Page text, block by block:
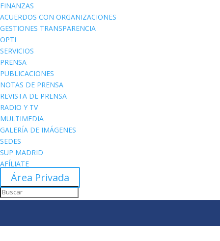
FINANZAS
ACUERDOS CON ORGANIZACIONES
GESTIONES TRANSPARENCIA
OPTI
SERVICIOS
PRENSA
PUBLICACIONES
NOTAS DE PRENSA
REVISTA DE PRENSA
RADIO Y TV
MULTIMEDIA
GALERÍA DE IMÁGENES
SEDES
SUP MADRID
AFÍLIATE
Área Privada